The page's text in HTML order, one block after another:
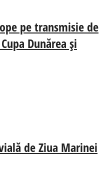
pe transmisie de
Dunărea și
de Ziua Marinei